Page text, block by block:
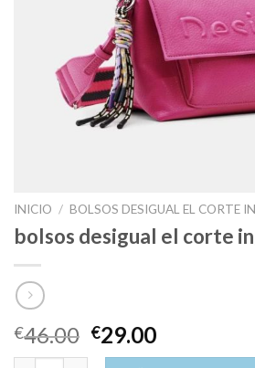
INICIO / BOLSOS DESIGUAL EL CORTE
bolsos desigual el corte
€46.00 €29.00